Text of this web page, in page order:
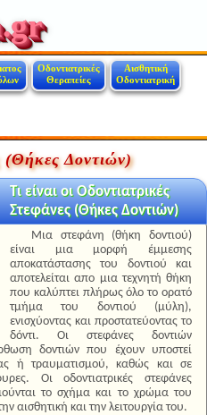
Οδοντιατρικές
Θεραπείες
Αισθητική
Οδοντιατρική
(Θήκες Δοντιών)
Τι είναι οι Οδοντιατρικές
Στεφάνες (Θήκες Δοντιών)
Μια στεφάνη (θήκη δοντιού)
είναι μια μορφή έμμεσης
αποκατάστασης του δοντιού και
αποτελείται απο μια τεχνητή θήκη
που καλύπτει πλήρως όλο το ορατό
τμήμα του δοντιού (μύλη),
ενισχύοντας και προστατεύοντας το
δόντι. Οι στεφάνες δοντιών
δοντιών που έχουν υποστεί
ή τραυματισμού, καθώς και σε
Οι οδοντιατρικές στεφάνες
το σχήμα και το χρώμα του
αισθητική και την λειτουργία του.